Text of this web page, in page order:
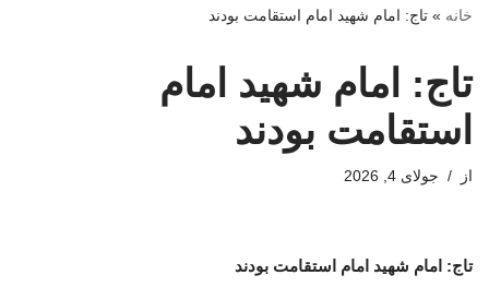
خانه » تاج: امام شهید امام استقامت بودند
تاج: امام شهید امام
استقامت بودند
از جولای 4, 2026
تاج: امام شهید امام استقامت بودند